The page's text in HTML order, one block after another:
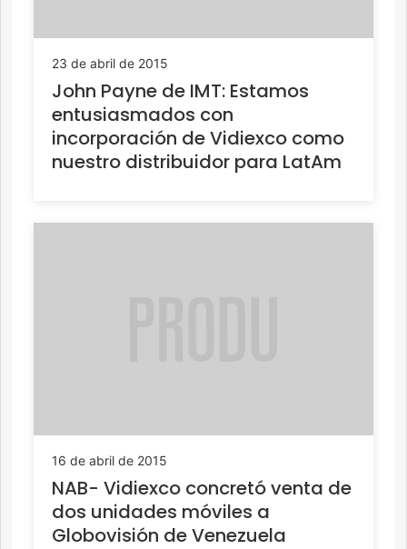
23 de abril de 2015
John Payne de IMT: Estamos
entusiasmados con
incorporación de Vidiexco como
nuestro distribuidor para LatAm
16 de abril de 2015
NAB- Vidiexco concretó venta de
dos unidades móviles a
Globovisión de Venezuela